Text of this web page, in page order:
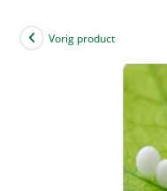
Vorig product